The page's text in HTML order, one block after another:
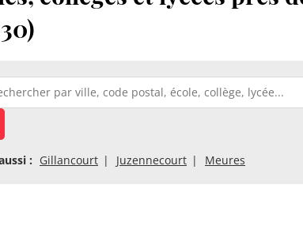
: Gillancourt Juzennecourt Meures